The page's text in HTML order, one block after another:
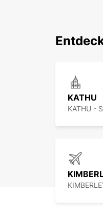
KATHU
KATHU -